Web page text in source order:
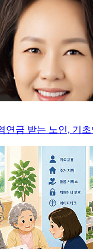
연금 받는 노인, 기